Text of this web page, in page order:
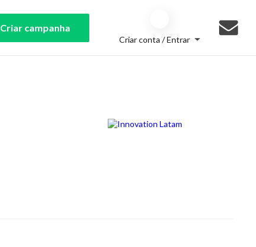
Criar campanha
Criar conta / Entrar